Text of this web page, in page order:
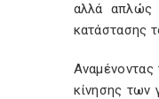
αλλά απλώς
κατάστασης
κίνησης των